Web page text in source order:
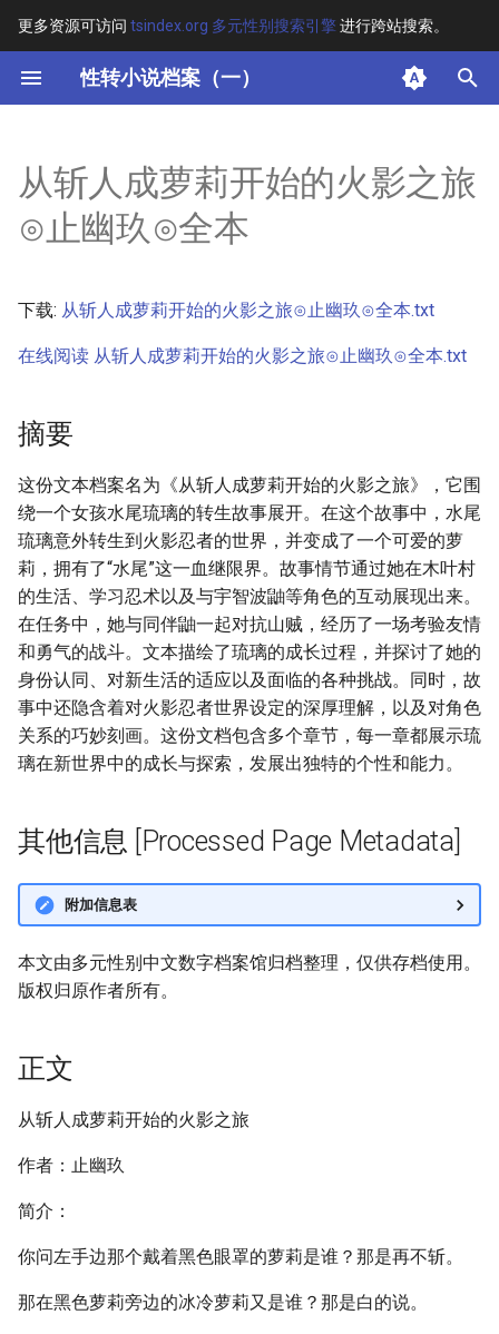
更多资源可访问 tsindex.org 多元性别搜索引擎进行跨站搜索。
性转小说档案（一）
键
开
始
索
其他信息 [Processed Page
Metadata]
从斩人成萝莉开始的火影之旅
⊙止幽玖⊙全本
下载: 从斩人成萝莉开始的火影之旅⊙止幽玖⊙全本.txt
在线阅读 从斩人成萝莉开始的火影之旅⊙止幽玖⊙全本.txt
摘要
这份文本档案名为《从斩人成萝莉开始的火影之旅》，它围
绕一个女孩水尾琉璃的转生故事展开。在这个故事中，水尾
琉璃意外转生到火影忍者的世界，并变成了一个可爱的萝
莉，拥有了“水尾”这一血继限界。故事情节通过她在木叶村
的生活、学习忍术以及与宇智波鼬等角色的互动展现出来。
在任务中，她与同伴鼬一起对抗山贼，经历了一场考验友情
和勇气的战斗。文本描绘了琉璃的成长过程，并探讨了她的
身份认同、对新生活的适应以及面临的各种挑战。同时，故
事中还隐含着对火影忍者世界设定的深厚理解，以及对角色
关系的巧妙刻画。这份文档包含多个章节，每一章都展示琉
璃在新世界中的成长与探索，发展出独特的个性和能力。
其他信息 [Processed Page Metadata]
附加信息表
本文由多元性别中文数字档案馆归档整理，仅供存档使用。
版权归原作者所有。
正文
从斩人成萝莉开始的火影之旅
作者：止幽玖
简介：
你问左手边那个戴着黑色眼罩的萝莉是谁？那是再不斩。
那在黑色萝莉旁边的冰冷萝莉又是谁？那是白的说。